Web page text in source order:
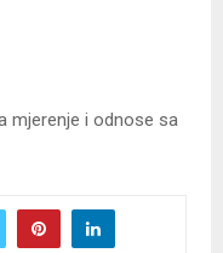
mjerenje i odnose sa